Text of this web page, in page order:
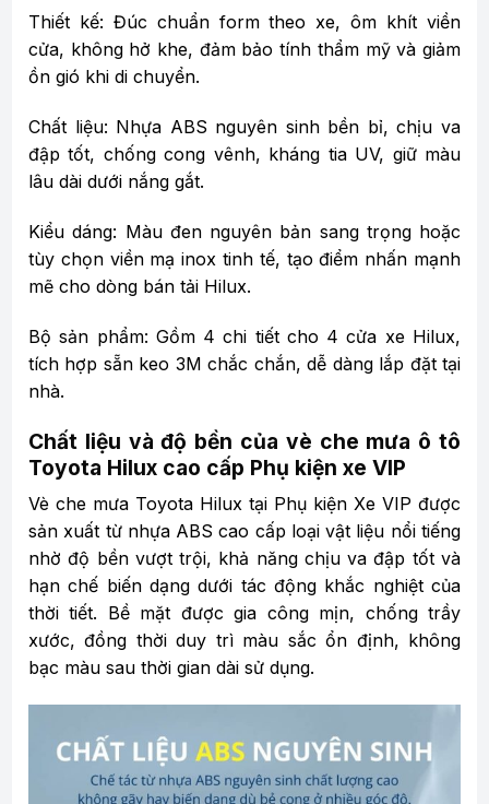
Thiết kế: Đúc chuẩn form theo xe, ôm khít viền
cửa, không hở khe, đảm bảo tính thẩm mỹ và giảm
ồn gió khi di chuyển.
Chất liệu: Nhựa ABS nguyên sinh bền bỉ, chịu va
đập tốt, chống cong vênh, kháng tia UV, giữ màu
lâu dài dưới nắng gắt.
Kiểu dáng: Màu đen nguyên bản sang trọng hoặc
tùy chọn viền mạ inox tinh tế, tạo điểm nhấn mạnh
mẽ cho dòng bán tải Hilux.
Bộ sản phẩm: Gồm 4 chi tiết cho 4 cửa xe Hilux,
tích hợp sẵn keo 3M chắc chắn, dễ dàng lắp đặt tại
nhà.
Chất liệu và độ bền của vè che mưa ô tô
Toyota Hilux cao cấp Phụ kiện xe VIP
Vè che mưa Toyota Hilux tại Phụ kiện Xe VIP được
sản xuất từ nhựa ABS cao cấp loại vật liệu nổi tiếng
nhờ độ bền vượt trội, khả năng chịu va đập tốt và
hạn chế biến dạng dưới tác động khắc nghiệt của
thời tiết. Bề mặt được gia công mịn, chống trầy
xước, đồng thời duy trì màu sắc ổn định, không
bạc màu sau thời gian dài sử dụng.